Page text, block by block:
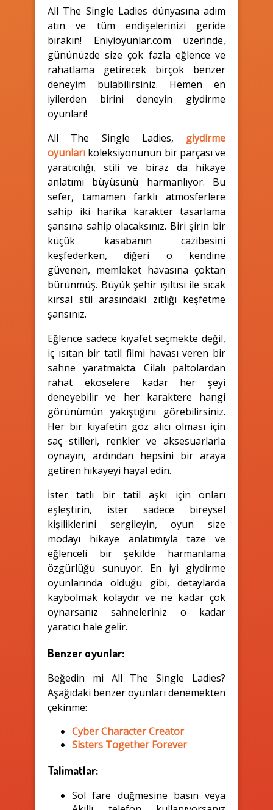
All The Single Ladies dünyasına adım
atın ve tüm endişelerinizi geride
bırakın! Eniyioyunlar.com üzerinde,
gününüzde size çok fazla eğlence ve
rahatlama getirecek birçok benzer
deneyim bulabilirsiniz. Hemen en
iyilerden birini deneyin giydirme
oyunları!
All The Single Ladies, giydirme
oyunları koleksiyonunun bir parçası ve
yaratıcılığı, stili ve biraz da hikaye
anlatımı büyüsünü harmanlıyor. Bu
sefer, tamamen farklı atmosferlere
sahip iki harika karakter tasarlama
şansına sahip olacaksınız. Biri şirin bir
küçük kasabanın cazibesini
keşfederken, diğeri o kendine
güvenen, memleket havasına çoktan
bürünmüş. Büyük şehir ışıltısı ile sıcak
kırsal stil arasındaki zıtlığı keşfetme
şansınız.
Eğlence sadece kıyafet seçmekte değil,
iç ısıtan bir tatil filmi havası veren bir
sahne yaratmakta. Cilalı paltolardan
rahat ekoselere kadar her şeyi
deneyebilir ve her karaktere hangi
görünümün yakıştığını görebilirsiniz.
Her bir kıyafetin göz alıcı olması için
saç stilleri, renkler ve aksesuarlarla
oynayın, ardından hepsini bir araya
getiren hikayeyi hayal edin.
İster tatlı bir tatil aşkı için onları
eşleştirin, ister sadece bireysel
kişiliklerini sergileyin, oyun size
modayı hikaye anlatımıyla taze ve
eğlenceli bir şekilde harmanlama
özgürlüğü sunuyor. En iyi giydirme
oyunlarında olduğu gibi, detaylarda
kaybolmak kolaydır ve ne kadar çok
oynarsanız sahneleriniz o kadar
yaratıcı hale gelir.
Benzer oyunlar:
Beğedin mi All The Single Ladies?
Aşağıdaki benzer oyunları denemekten
çekinme:
Cyber Character Creator
Sisters Together Forever
Talimatlar:
Sol fare düğmesine basın veya